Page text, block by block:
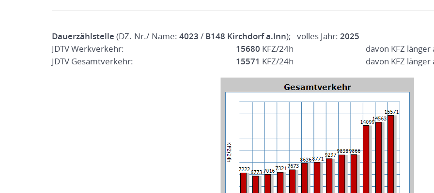
Dauerzählstelle (DZ.-Nr./-Name: 4023 / B148 Kirchdorf a.Inn); volles Jahr: 2025
JDTV Werkverkehr:
15680 KFZ/24h davon KFZ länger
JDTV Gesamtverkehr:
15571 KFZ/24h davon KFZ länger